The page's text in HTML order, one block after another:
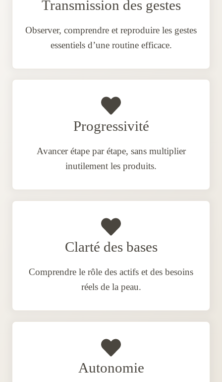
Transmission des gestes
Observer, comprendre et reproduire les gestes
essentiels d’une routine efficace.
Progressivité
Avancer étape par étape, sans multiplier
inutilement les produits.
Clarté des bases
Comprendre le rôle des actifs et des besoins
réels de la peau.
Autonomie